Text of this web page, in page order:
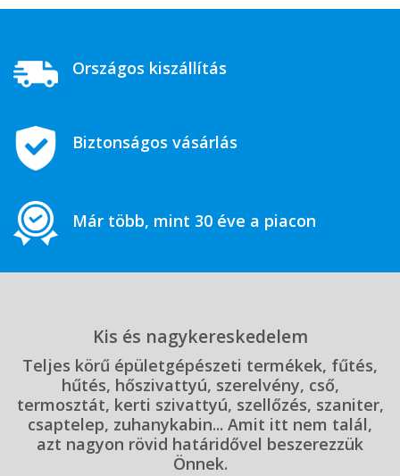
Országos kiszállítás
Biztonságos vásárlás
Már több, mint 30 éve a piacon
Kis és nagykereskedelem
Teljes körű épületgépészeti termékek, fűtés,
hűtés, hőszivattyú, szerelvény, cső,
termosztát, kerti szivattyú, szellőzés, szaniter,
csaptelep, zuhanykabin... Amit itt nem talál,
azt nagyon rövid határidővel beszerezzük
Önnek.